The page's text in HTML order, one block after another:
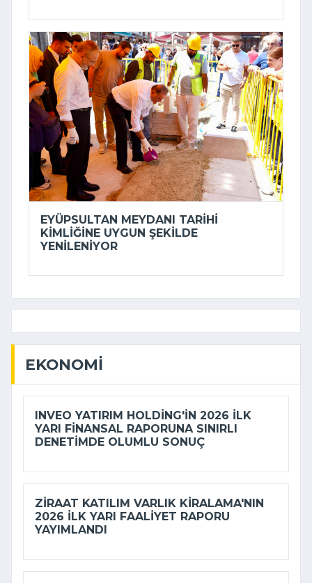
EYÜPSULTAN MEYDANI TARIHI
KIMLIĞINE UYGUN ŞEKILDE
YENILENIYOR
EKONOMI
INVEO YATIRIM HOLDING'IN 2026 ILK
YARI FINANSAL RAPORUNA SINIRLI
DENETIMDE OLUMLU SONUÇ
ZIRAAT KATILIM VARLIK KIRALAMA'NIN
2026 ILK YARI FAALIYET RAPORU
YAYIMLANDI